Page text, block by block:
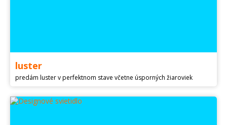
luster
predám luster v perfektnom stave včetne úsporných žiaroviek